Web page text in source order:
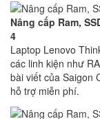
Nâng cấp Ram,
4
Laptop Lenovo
các linh kiện như
bài viết của Saigon
hỗ trợ miễn phí.